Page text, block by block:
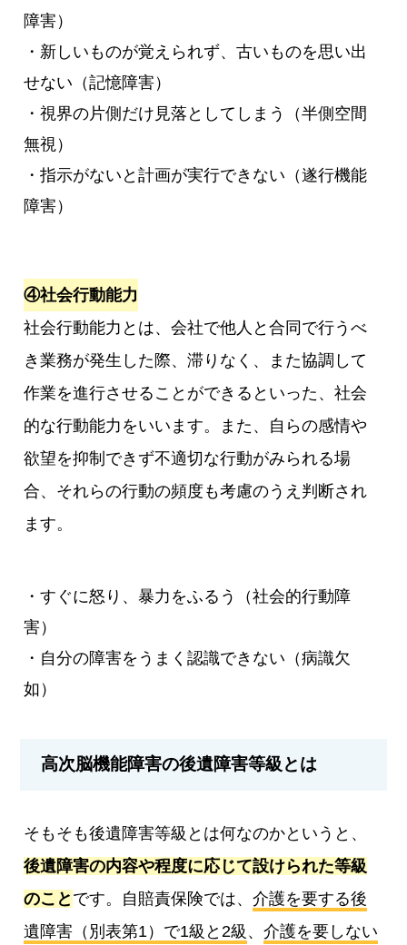
障害）
・新しいものが覚えられず、古いものを思い出
せない（記憶障害）
・視界の片側だけ見落としてしまう（半側空間
無視）
・指示がないと計画が実行できない（遂行機能
障害）
④社会行動能力
社会行動能力とは、会社で他人と合同で行うべ
き業務が発生した際、滞りなく、また協調して
作業を進行させることができるといった、社会
的な行動能力をいいます。また、自らの感情や
欲望を抑制できず不適切な行動がみられる場
合、それらの行動の頻度も考慮のうえ判断され
ます。
・すぐに怒り、暴力をふるう（社会的行動障
害）
・自分の障害をうまく認識できない（病識欠
如）
高次脳機能障害の後遺障害等級とは
そもそも後遺障害等級とは何なのかというと、
後遺障害の内容や程度に応じて設けられた等級
のこと です。自賠責保険では、介護を要する後
遺障害（別表第1）で1級と2級 、介護を要しない